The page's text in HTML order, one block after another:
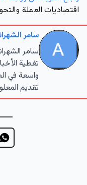
اقتصاديات العملة
سامر
سامر
تغطية
واسعة في
تقديم